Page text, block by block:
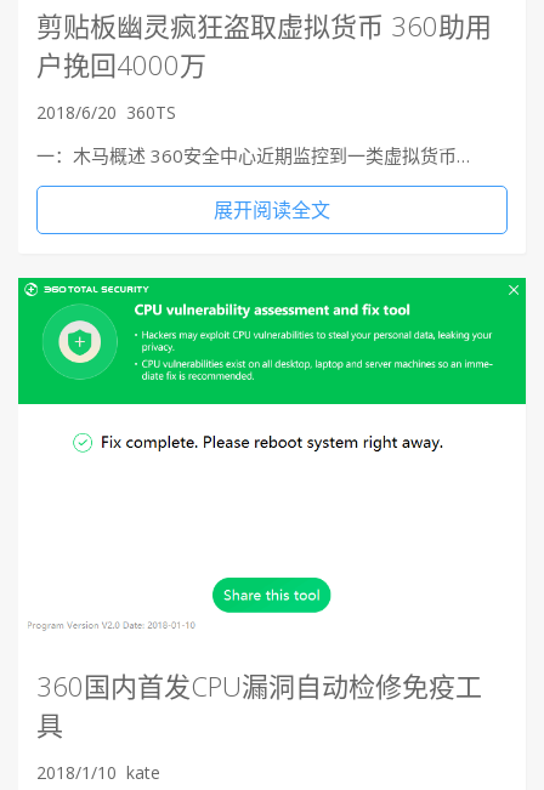
剪贴板幽灵疯狂盗取虚拟货币 360助用
户挽回4000万
2018/6/20 360TS
一：木马概述 360安全中心近期监控到一类虚拟货币…
展开阅读全文
360国内首发CPU漏洞自动检修免疫工
具
2018/1/10 kate